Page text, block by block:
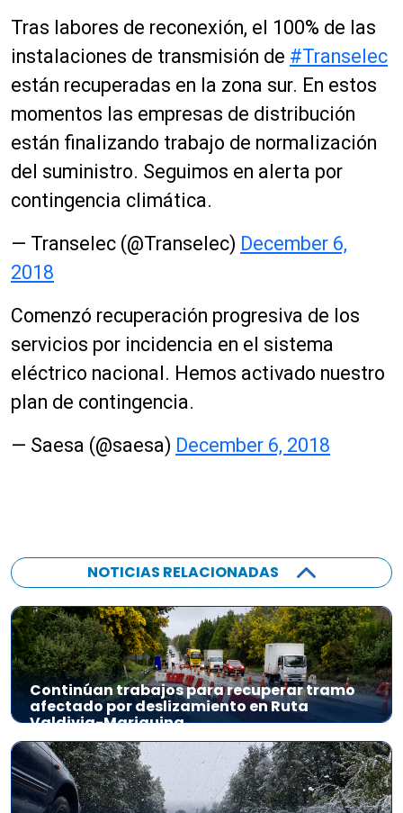
Tras labores de reconexión, el 100% de las
instalaciones de transmisión de #Transelec
están recuperadas en la zona sur. En estos
momentos las empresas de distribución
están finalizando trabajo de normalización
del suministro. Seguimos en alerta por
contingencia climática.
— Transelec (@Transelec) December 6,
2018
Comenzó recuperación progresiva de los
servicios por incidencia en el sistema
eléctrico nacional. Hemos activado nuestro
plan de contingencia.
— Saesa (@saesa) December 6, 2018
NOTICIAS RELACIONADAS
Continúan trabajos para recuperar tramo
afectado por deslizamiento en Ruta
Valdivia-Mariquina